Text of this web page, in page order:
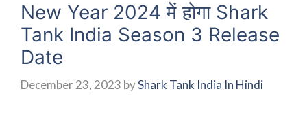
New Year 2024 में होगा Shark
Tank India Season 3 Release
Date
December 23, 2023 byShark Tank India In Hindi